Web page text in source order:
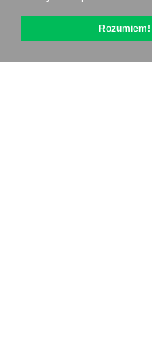
Rozumiem!